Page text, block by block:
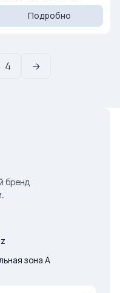
Подробно
4 →
бренд
зона А